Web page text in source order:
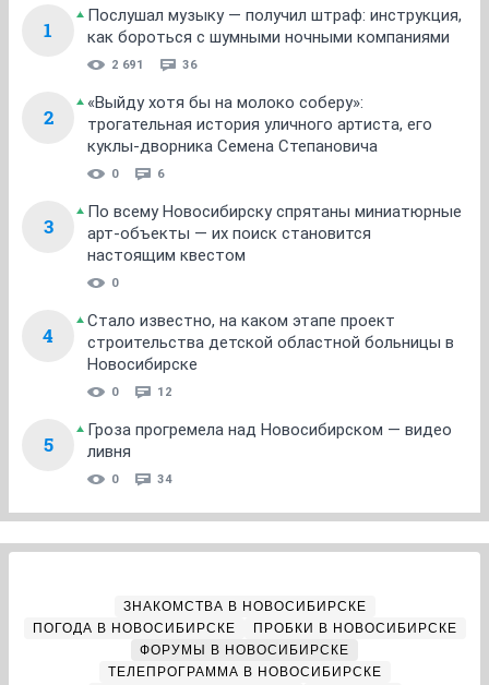
1
Послушал музыку — получил штраф: инструкция,
как бороться с шумными ночными компаниями
2 691 36
2
«Выйду хотя бы на молоко соберу»:
трогательная история уличного артиста, его
куклы-дворника Семена Степановича
0 6
3
По всему Новосибирску спрятаны миниатюрные
арт-объекты — их поиск становится
настоящим квестом
0
4
Стало известно, на каком этапе проект
строительства детской областной больницы в
Новосибирске
0 12
5
Гроза прогремела над Новосибирском — видео
ливня
0 34
ЗНАКОМСТВА В НОВОСИБИРСКЕ
ПОГОДА В НОВОСИБИРСКЕ
ПРОБКИ В НОВОСИБИРСКЕ
ФОРУМЫ В НОВОСИБИРСКЕ
ТЕЛЕПРОГРАММА В НОВОСИБИРСКЕ